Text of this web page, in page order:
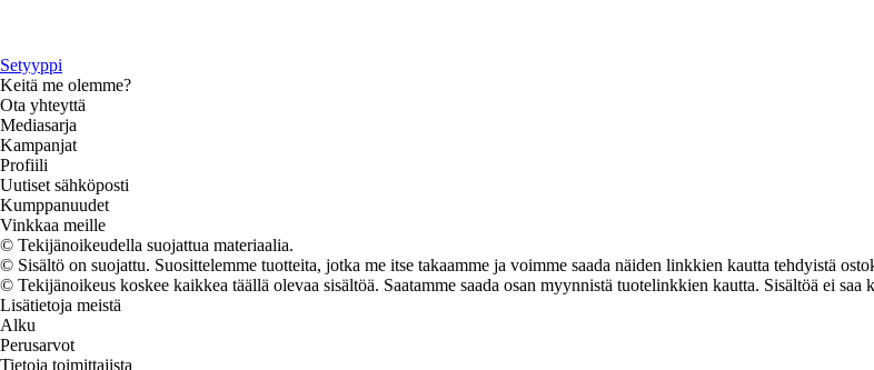
Setyyppi
Keitä me olemme?
Ota yhteyttä
Mediasarja
Kampanjat
Profiili
Uutiset sähköposti
Kumppanuudet
Vinkkaa meille
© Tekijänoikeudella suojattua materiaalia.
© Sisältö on suojattu. Suosittelemme tuotteita, jotka me itse takaamme ja voimme saada näiden linkkien kautta tehdyistä
© Tekijänoikeus koskee kaikkea täällä olevaa sisältöä. Saatamme saada osan myynnistä tuotelinkkien kautta. Sisältöä ei
Lisätietoja meistä
Alku
Perusarvot
Tietoja toimittajista